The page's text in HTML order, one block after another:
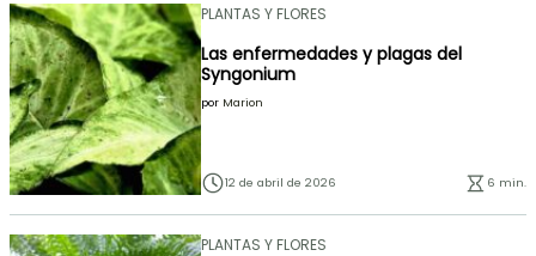
PLANTAS Y FLORES
Las enfermedades y plagas del
Syngonium
por Marion
12 de abril de 2026 6 min.
PLANTAS Y FLORES